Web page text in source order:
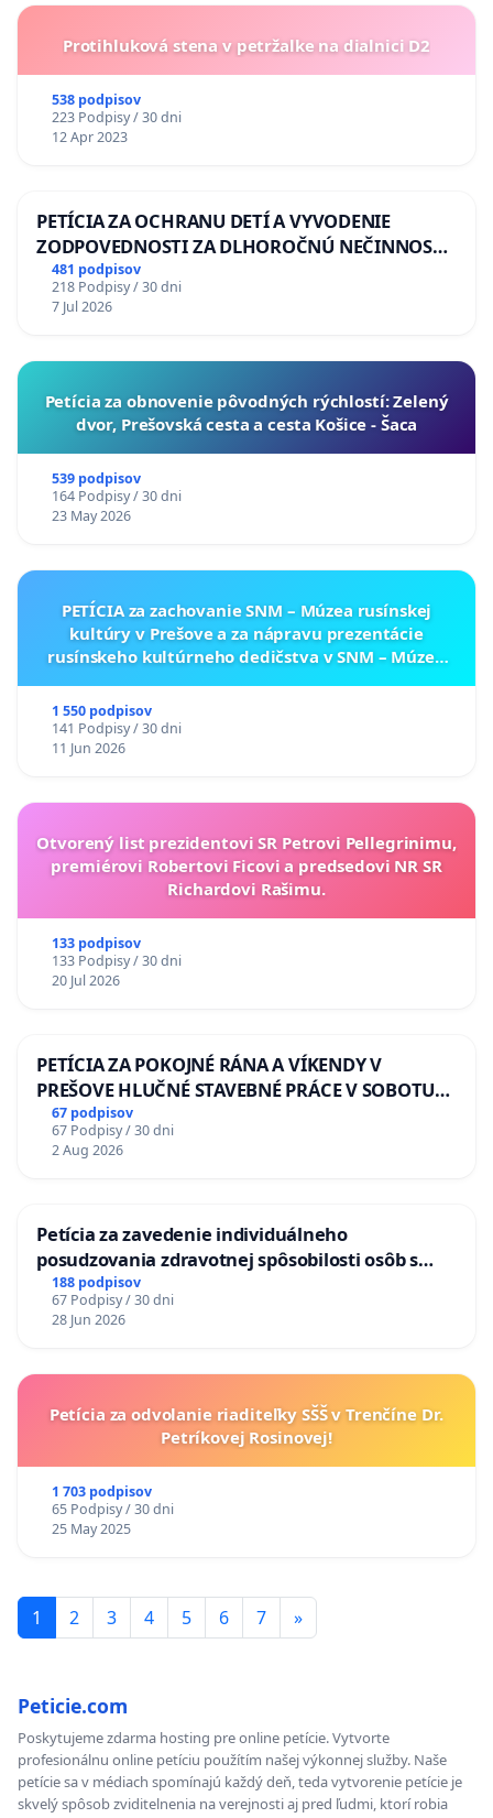
Protihluková stena v petržalke na dialnici D2
538 podpisov
223 Podpisy / 30 dni
12 Apr 2023
PETÍCIA ZA OCHRANU DETÍ A VYVODENIE
ZODPOVEDNOSTI ZA DLHOROČNÚ NEČINNOSŤ
A ZLYHANIE ŠTÁTU
481 podpisov
218 Podpisy / 30 dni
7 Jul 2026
​Petícia za obnovenie pôvodných rýchlostí: Zelený
dvor, Prešovská cesta a cesta Košice - Šaca
539 podpisov
164 Podpisy / 30 dni
23 May 2026
PETÍCIA za zachovanie SNM – Múzea rusínskej
kultúry v Prešove a za nápravu prezentácie
rusínskeho kultúrneho dedičstva v SNM – Múzeu
1 550 podpisov
141 Podpisy / 30 dni
11 Jun 2026
Otvorený list prezidentovi SR Petrovi Pellegrinimu,
premiérovi Robertovi Ficovi a predsedovi NR SR
Richardovi Rašimu.
133 podpisov
133 Podpisy / 30 dni
20 Jul 2026
PETÍCIA ZA POKOJNÉ RÁNA A VÍKENDY V
PREŠOVE HLUČNÉ STAVEBNÉ PRÁCE V SOBOTU
LEN OD 9.00 DO 13.00 HOD., CEZ PRACOVNÝ
TÝŽDEŇ CIEĽ 8.00 – 18.00 HOD. A PRAVIDELNÁ
KONTROLA STAVBY C-AREA NA
67 podpisov
67 Podpisy / 30 dni
2 Aug 2026
Petícia za zavedenie individuálneho
posudzovania zdravotnej spôsobilosti osôb s
diabetom 1. a 2. typu pri prijímaní do
Policajného zboru SR
188 podpisov
67 Podpisy / 30 dni
28 Jun 2026
Petícia za odvolanie riaditeľky SŠŠ v Trenčíne Dr.
Petríkovej Rosinovej!
1 703 podpisov
65 Podpisy / 30 dni
25 May 2025
1 2 3 4 5 6 7 »
Peticie.com
Poskytujeme zdarma hosting pre online petície. Vytvorte
profesionálnu online petíciu použítím našej výkonnej služby. Naše
petície sa v médiach spomínajú každý deň, teda vytvorenie petície je
skvelý spôsob zviditelnenia na verejnosti aj pred ľudmi, ktorí robia